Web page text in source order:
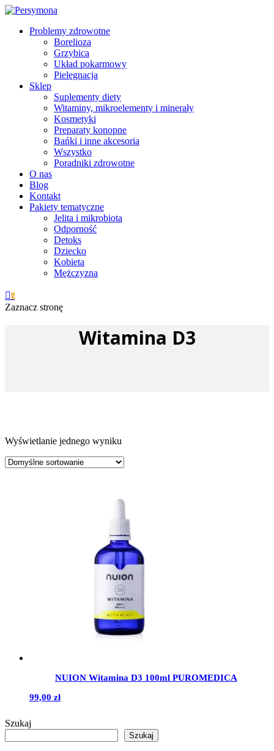
Problemy zdrowotne
Borelioza
Grzybica
Układ pokarmowy
Pielęgnacja
Sklep
Suplementy diety
Witaminy, mikroelementy i minerały
Kosmetyki
Preparaty konopne
Bańki i inne akcesoria
Wszystko
Poradniki zdrowotne
O nas
Blog
Kontakt
Pakiety tematyczne
Jelita i mikrobiota
Odporność
Detoks
Dziecko
Kobieta
Mężczyzna
0
Zaznacz stronę
Witamina D3
Wyświetlanie jednego wyniku
NUION Witamina D3 100ml PUROMEDICA
99,00 zł
Szukaj
Szukaj